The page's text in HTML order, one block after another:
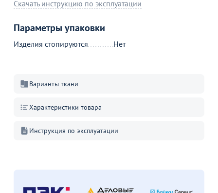
Скачать инструкцию по эксплуатации
Параметры упаковки
Изделия стопируются Нет
Варианты ткани
Характеристики товара
Инструкция по эксплуатации